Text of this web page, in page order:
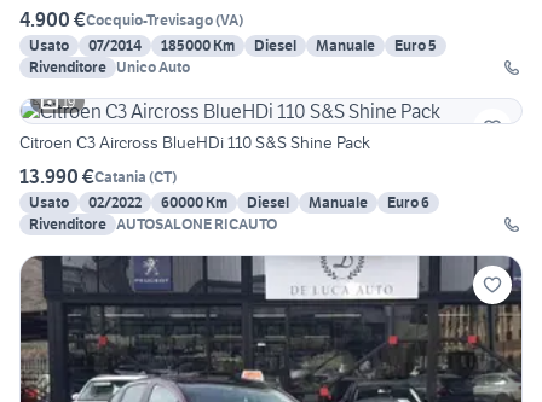
4.900 €Cocquio-Trevisago(VA)
Usato
07/2014 185000 Km Diesel Manuale
Euro 5
Rivenditore Unico Auto
19
Citroen C3 Aircross BlueHDi 110 S&S Shine Pack
13.990 €Catania (CT)
Usato
02/2022 60000 Km Diesel Manuale
Euro 6
Rivenditore AUTOSALONE RICAUTO